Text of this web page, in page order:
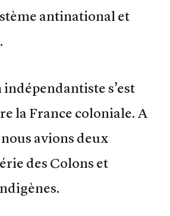
antinational et
s’est
la France coloniale. A
avions deux
des Colons et